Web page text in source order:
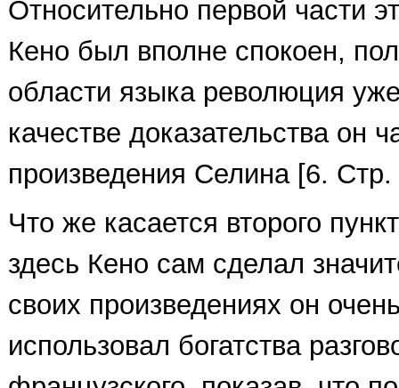
Относительно первой части
Кено был вполне спокоен,
области языка революция
качестве доказательства он
произведения Селина [6.
Что же касается второго
здесь Кено сам сделал
своих произведениях он
использовал богатства